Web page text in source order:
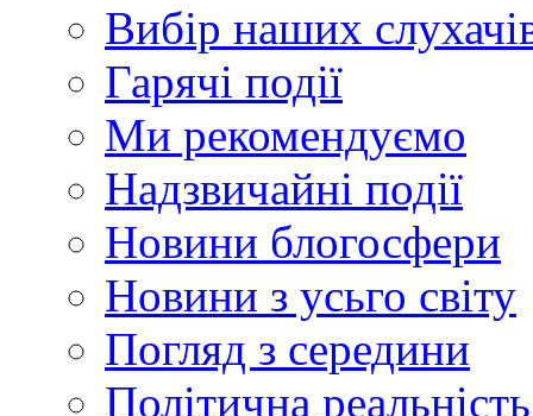
Вибір наших
Гарячі події
Ми рекомендуємо
Надзвичайні події
Новини блогосфери
Новини з усьго світу
Погляд з середини
Політична реальність